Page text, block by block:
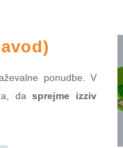
ponudbe. V
dasprejme izziv